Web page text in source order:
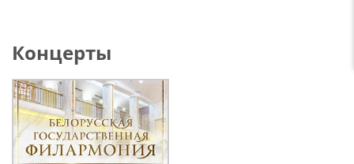
Концерты